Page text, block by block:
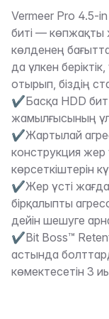
Сипаттама
Vermeer Pro 4.5-
биті — көпжақты
көлденең
да үлкен
отырып, біздің
✔Басқа HDD
жамылғысының
✔Жартылай
конструкция жер
көрсеткіштерін
✔Жер үсті
бірқалыпты
дейін шешуге
✔Bit Boss™
астында
көмектесетін 3